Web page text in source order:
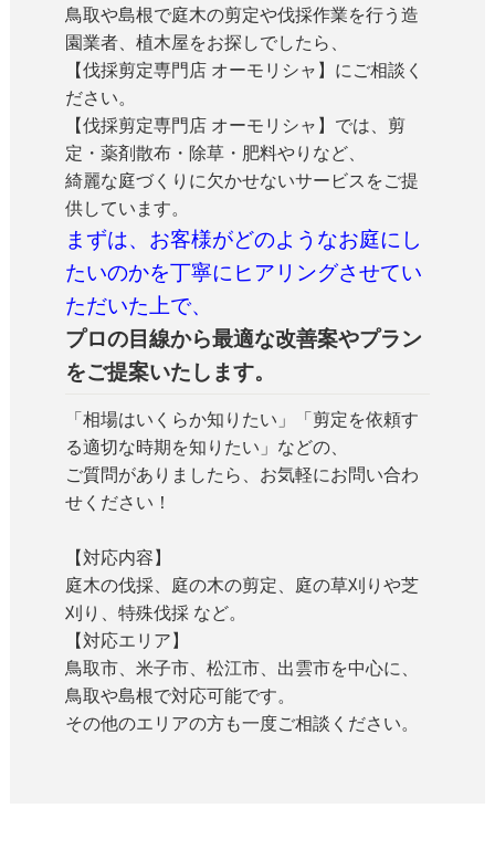
鳥取や島根で庭木の剪定や伐採作業を行う造
園業者、植木屋をお探しでしたら、
【伐採剪定専門店 オーモリシャ】にご相談く
ださい。
【伐採剪定専門店 オーモリシャ】では、剪
定・薬剤散布・除草・肥料やりなど、
綺麗な庭づくりに欠かせないサービスをご提
供しています。
まずは、お客様がどのようなお庭にし
たいのかを丁寧にヒアリングさせてい
ただいた上で、
プロの目線から最適な改善案やプラン
をご提案いたします。
「相場はいくらか知りたい」「剪定を依頼す
る適切な時期を知りたい」などの、
ご質問がありましたら、お気軽にお問い合わ
せください！
【対応内容】
庭木の伐採、庭の木の剪定、庭の草刈りや芝
刈り、特殊伐採 など。
【対応エリア】
鳥取市、米子市、松江市、出雲市を中心に、
鳥取や島根で対応可能です。
その他のエリアの方も一度ご相談ください。